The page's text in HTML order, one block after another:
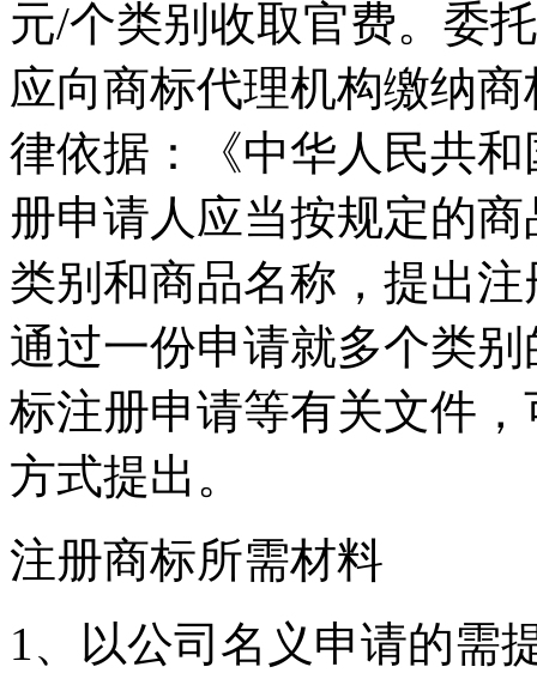
元/个类别收取官费。委
应向商标代理机构缴纳
律依据：《中华人民共
册申请人应当按规定的
类别和商品名称，提出
通过一份申请就多个类
标注册申请等有关文件
方式提出。
注册商标所需材料
1、以公司名义申请的需